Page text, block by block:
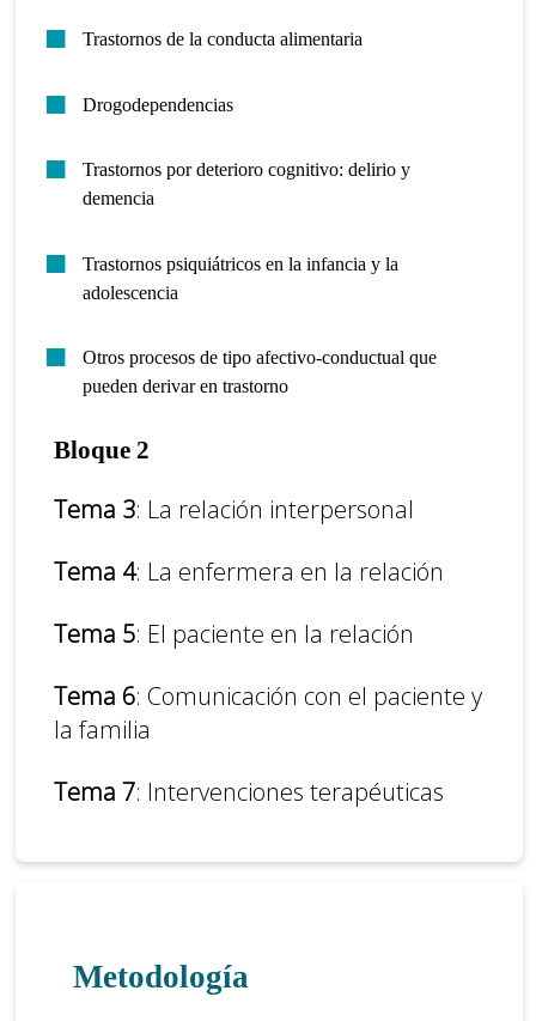
Trastornos de la conducta alimentaria
Drogodependencias
Trastornos por deterioro cognitivo: delirio y
demencia
Trastornos psiquiátricos en la infancia y la
adolescencia
Otros procesos de tipo afectivo-conductual que
pueden derivar en trastorno
Bloque 2
Tema 3: La relación interpersonal
Tema 4: La enfermera en la relación
Tema 5: El paciente en la relación
Tema 6: Comunicación con el paciente y
la familia
Tema 7: Intervenciones terapéuticas
Metodología